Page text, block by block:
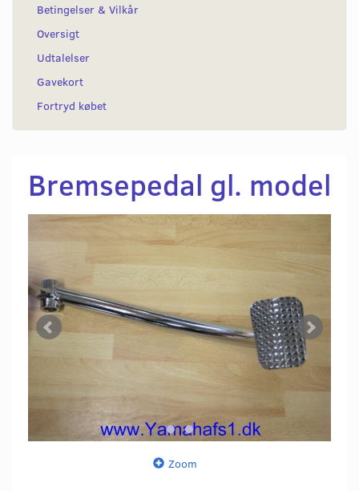
Betingelser & Vilkår
Oversigt
Udtalelser
Gavekort
Fortryd købet
Bremsepedal gl. model
Zoom